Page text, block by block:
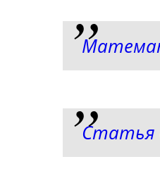
Статья